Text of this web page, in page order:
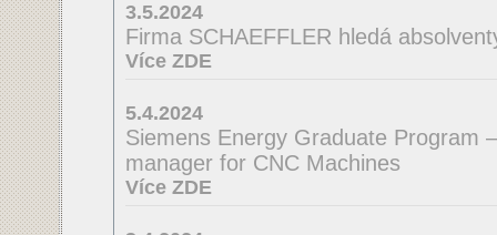
3.5.2024
Firma SCHAEFFLER hledá
Více ZDE
5.4.2024
Siemens Energy Graduate Program
manager for CNC Machines
Více ZDE